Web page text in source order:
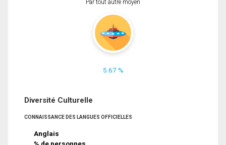
Par tout autre moyen
5.67 %
Diversité Culturelle
CONNAISSANCE DES LANGUES OFFICIELLES
Anglais
% de personnes